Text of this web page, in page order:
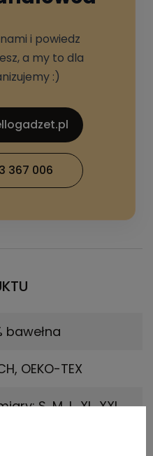
i powiedz
a my to dla
:)
367 006
bawełna
OEKO-TEX
S, M, L, XL, XXL